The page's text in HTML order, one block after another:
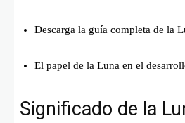
Descarga la guía completa de la
El papel de la Luna en el
Significado de la